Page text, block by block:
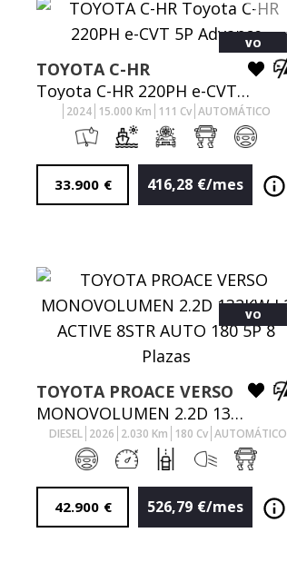
VO
TOYOTA C-HR
Toyota C-HR 220PH e-CVT 5P Advance
2024 15.000 Km 111 Cv AUTOMÁTICO
33.900 € 416,28 €/mes
VO
TOYOTA PROACE VERSO
MONOVOLUMEN 2.2D 132KW L2 ACTIVE 8STR AUTO 180 5P 8 Plazas
DIESEL 2026 2.030 Km 180 Cv AUTOMÁTICO
42.900 € 526,79 €/mes